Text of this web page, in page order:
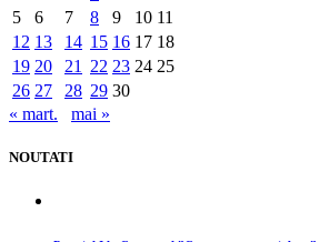
5
6 7 8 9 10 11
12 13 14 15 16 17 18
19 20 21 22 23 24 25
26 27 28 29 30
« mart.
mai »
NOUTATI